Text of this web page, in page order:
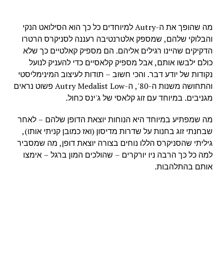
מה שהופך את ה-Autry למיוחדים כל כך הוא הסילואט הנקי
והבלוקי שלהם, שמספק אלטרנטיבה רעננה לסניקרס הרטרו
הדקיקים שהיינו רגילים אליהם. הם מספיק קאלטיים כך שלא
כולם ילבשו אותם, אבל מספיק קלאסיים כדי להעניק לנועל
נקודות של יודע דבר. והכי חשוב – תודות לעיצוב המינימליסטי
והתחושה משנות ה-80', ה-Autry Medalist Low פשוט נראים
מגניבים. במיוחד עם זוג קלאסי של ג'ינס כחול.
מה שמפתיע במיוחד היא הנוחות יוצאת הדופן שלהם – לאחר
שבחנתי זוג בחנות על שדרות מדיסון (ואז כמובן קניתי אותו),
גיליתי שהסניקרס הללו נוחים בצורה יוצאת דופן, מה שמסביר
למה כל כך הרבה ניו יורקרים – שהולכים המון ברגל – אימצו
אותם בהתלהבות.